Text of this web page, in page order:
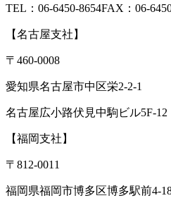
TEL：06-6450-8654FAX：06-
【名古屋支社】
〒460-0008
愛知県名古屋市中区栄2-2-1
名古屋広小路伏見中駒ビル5F-12
【福岡支社】
〒812-0011
福岡県福岡市博多区博多駅前4-